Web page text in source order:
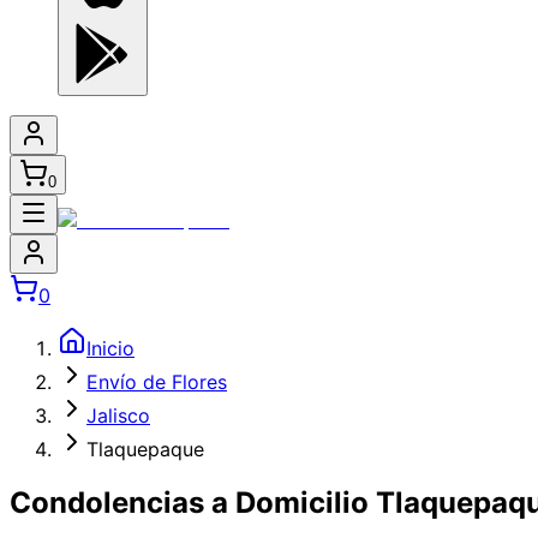
0
0
Inicio
Envío de Flores
Jalisco
Tlaquepaque
Condolencias a Domicilio